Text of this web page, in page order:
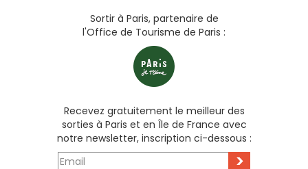
Sortir à Paris, partenaire de
l'Office de Tourisme de Paris :
Recevez gratuitement le meilleur des
sorties à Paris et en Île de France avec
notre newsletter, inscription ci-dessous :
>